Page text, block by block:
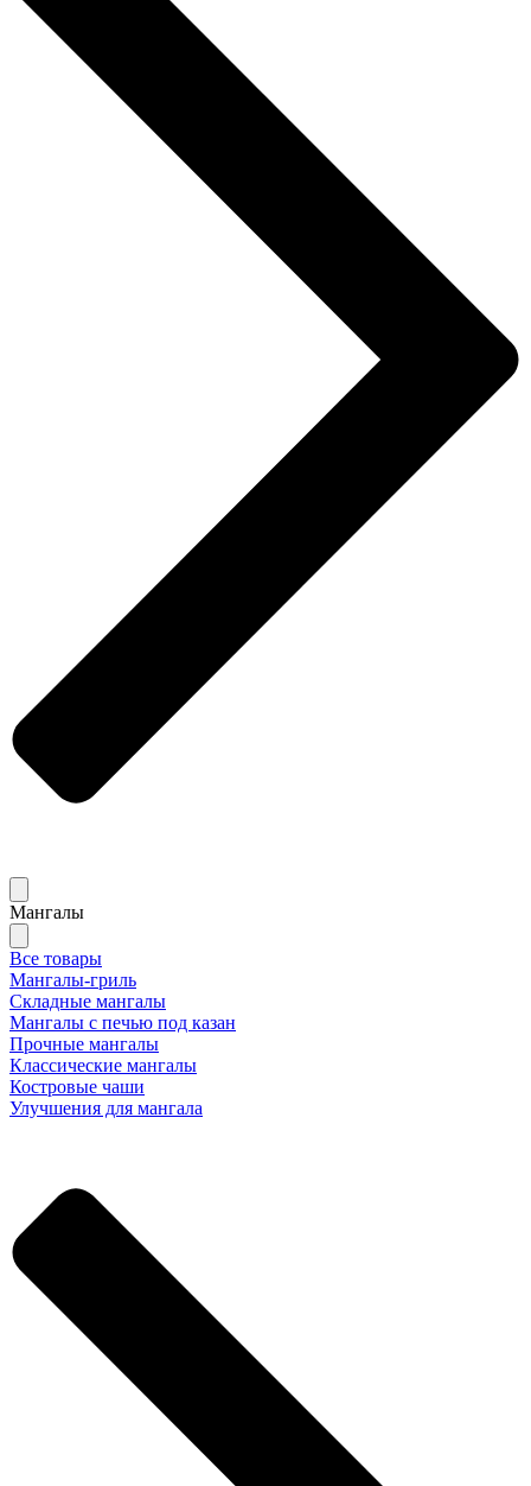
Мангалы
Все товары
Мангалы-гриль
Складные мангалы
Мангалы с печью под казан
Прочные мангалы
Классические мангалы
Костровые чаши
Улучшения для мангала